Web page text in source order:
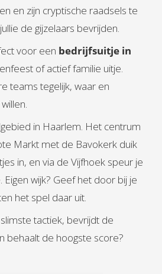
en zijn cryptische raadsels te
de gijzelaars bevrijden.
voor een bedrijfsuitje in
of actief familie uitje.
teams tegelijk, waar en
in Haarlem. Het centrum
Markt met de Bavokerk duik
in, en via de Vijfhoek speur je
Eigen wijk? Geef het door bij je
het spel daar uit.
tactiek, bevrijdt de
behaalt de hoogste score?